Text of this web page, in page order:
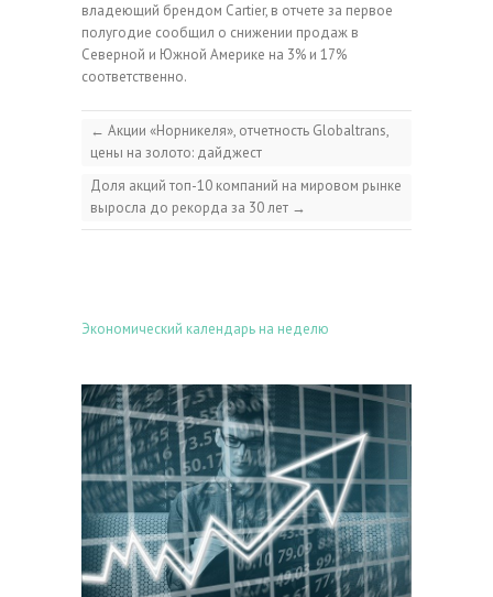
владеющий брендом Cartier, в отчете за первое
полугодие сообщил о снижении продаж в
Северной и Южной Америке на 3% и 17%
соответственно.
← Акции «Норникеля», отчетность Globaltrans,
цены на золото: дайджест
Доля акций топ-10 компаний на мировом рынке
выросла до рекорда за 30 лет →
Экономический календарь на неделю